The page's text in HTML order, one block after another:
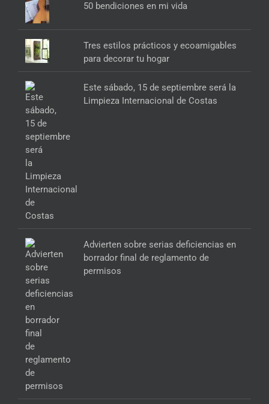
50 bendiciones en mi vida
Tres estilos prácticos y ecoamigables
para decorar tu hogar
Este sábado, 15 de septiembre será la
Limpieza Internacional de Costas
Advierten sobre serias deficiencias en
borrador final de reglamento de
permisos